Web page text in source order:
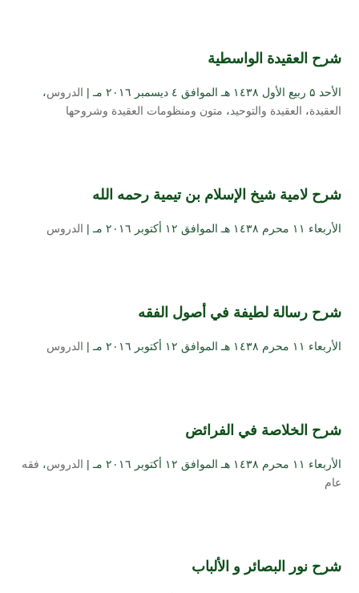
شرح العقيدة الواسطية
الأحد ۵ ربيع الأول ۱٤۳۸ هـ الموافق ٤ ديسمبر ۲۰۱٦ مـ | الدروس،
العقيدة، العقيدة والتوحيد، متون ومنظومات العقيدة وشروحها
شرح لامية شيخ الإسلام بن تيمية رحمه الله
الأربعاء ۱۱ محرم ۱٤۳۸ هـ الموافق ۱۲ أكتوبر ۲۰۱٦ مـ | الدروس
شرح رسالة لطيفة في أصول الفقه
الأربعاء ۱۱ محرم ۱٤۳۸ هـ الموافق ۱۲ أكتوبر ۲۰۱٦ مـ | الدروس
شرح الخلاصة في الفرائض
الأربعاء ۱۱ محرم ۱٤۳۸ هـ الموافق ۱۲ أكتوبر ۲۰۱٦ مـ | الدروس، فقه
عام
شرح نور البصائر و الألباب